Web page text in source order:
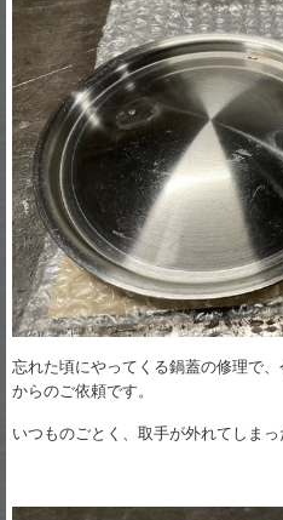
忘れた頃にやってくる鍋蓋の修理で
からのご依頼です。
いつものごとく、取手が外れてしま